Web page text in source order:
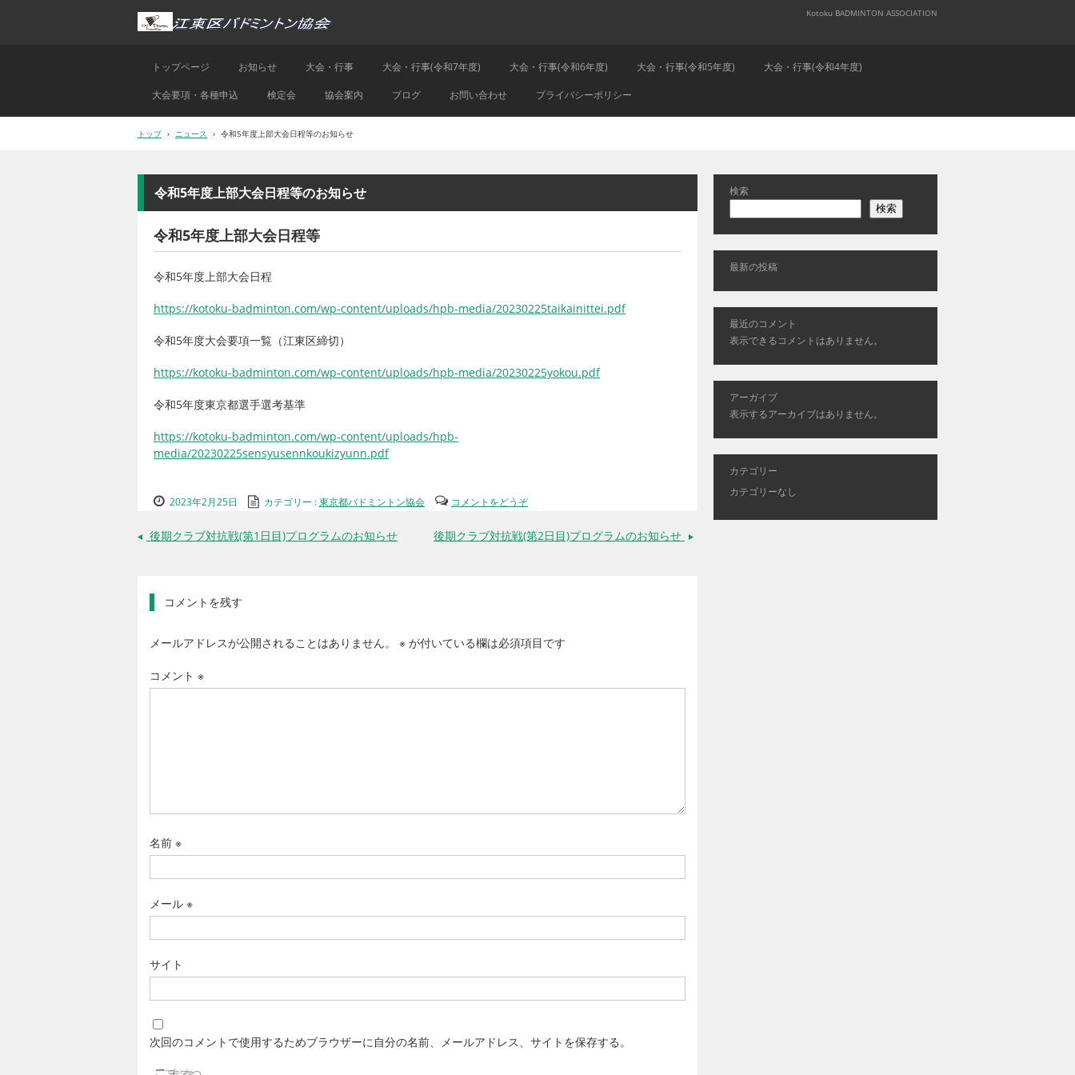
Kotoku BADMINTON ASSOCIATION
トップページ お知らせ 大会・行事 大会・行事(令和7年度) 大会・行事(令和6年度) 大会・行事(令和5年度) 大会・行事(令和4年度)
大会要項・各種申込 検定会 協会案内 ブログ お問い合わせ プライバシーポリシー
トップ › ニュース › 令和5年度上部大会日程等のお知らせ
令和5年度上部大会日程等のお知らせ
令和5年度上部大会日程等
令和5年度上部大会日程
https://kotoku-badminton.com/wp-content/uploads/hpb-media/20230225taikainittei.pdf
令和5年度大会要項一覧（江東区締切）
https://kotoku-badminton.com/wp-content/uploads/hpb-media/20230225yokou.pdf
令和5年度東京都選手選考基準
https://kotoku-badminton.com/wp-content/uploads/hpb-
media/20230225sensyusennkoukizyunn.pdf
2023年2月25日 カテゴリー :東京都バドミントン協会 コメントをどうぞ
後期クラブ対抗戦(第1日目)プログラムのお知らせ
後期クラブ対抗戦(第2日目)プログラムのお知らせ
コメントを残す
メールアドレスが公開されることはありません。 ※ が付いている欄は必須項目です
コメント ※
名前 ※
メール ※
サイト
次回のコメントで使用するためブラウザーに自分の名前、メールアドレス、サイトを保存する。
検索
検索
最新の投稿
最近のコメント
表示できるコメントはありません。
アーガイブ
表示するアーカイブはありません。
カテゴリー
カテゴリーなし